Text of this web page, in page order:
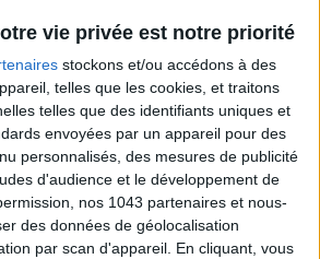
vie privée est notre priorité
stockons et/ou accédons à des
telles que les cookies, et traitons
telles que des identifiants uniques et
envoyées par un appareil pour des
personnalisés, des mesures de publicité
d'audience et le développement de
nos 1043 partenaires et nous-
des données de géolocalisation
par scan d'appareil. En cliquant, vous